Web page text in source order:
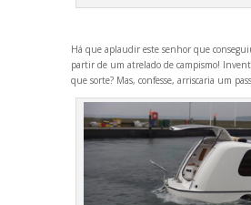
Há que aplaudir este senhor que
partir de um atrelado de campismo!
que sorte? Mas, confesse, arriscaria um